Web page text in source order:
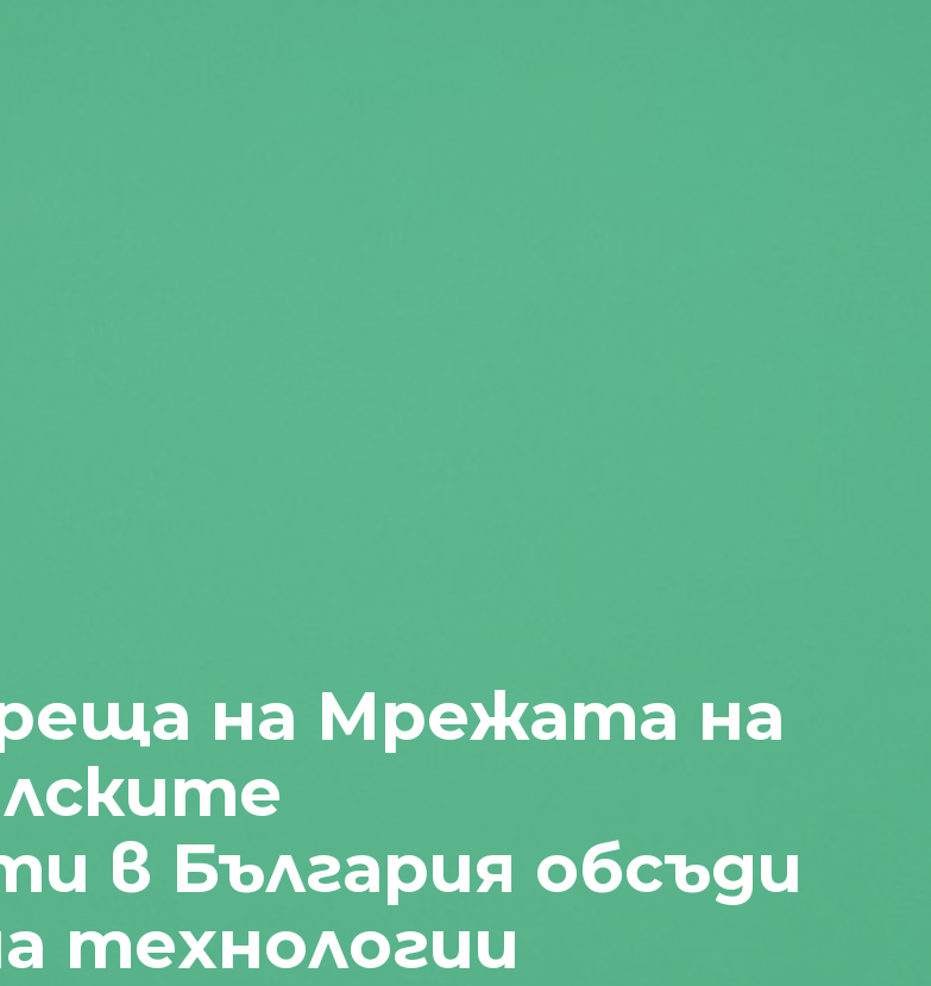
на Мрежата на
в България обсъди
технологии